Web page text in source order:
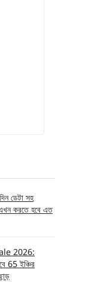
ডেটা সহ
এখন করতে হবে এত
2026:
65 ইঞ্চির